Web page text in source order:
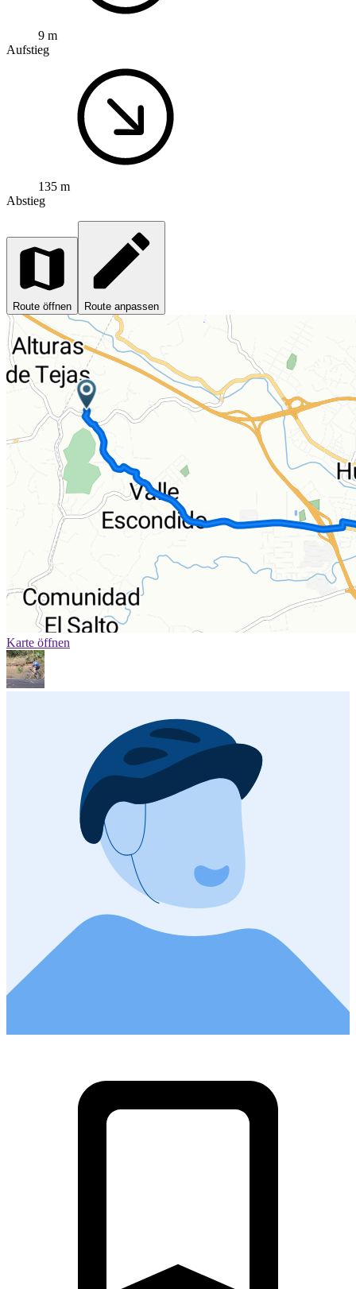
9 m
Aufstieg
135 m
Abstieg
Route öffnen Route anpassen
Karte öffnen